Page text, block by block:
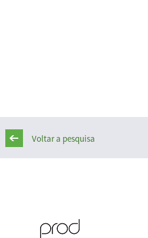
Voltar a pesquisa